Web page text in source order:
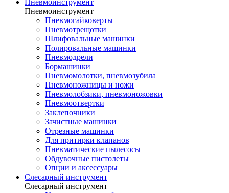
Пневмоинструмент
Пневмоинструмент
Пневмогайковерты
Пневмотрещотки
Шлифовальные машинки
Полировальные машинки
Пневмодрели
Бормашинки
Пневмомолотки, пневмозубила
Пневмоножницы и ножи
Пневмолобзики, пневмоножовки
Пневмоотвертки
Заклепочники
Зачистные машинки
Отрезные машинки
Для притирки клапанов
Пневматические пылесосы
Обдувочные пистолеты
Опции и аксессуары
Слесарный инструмент
Слесарный инструмент